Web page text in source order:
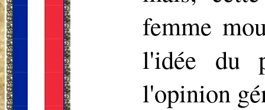
femme
l'idée du
l'opinion